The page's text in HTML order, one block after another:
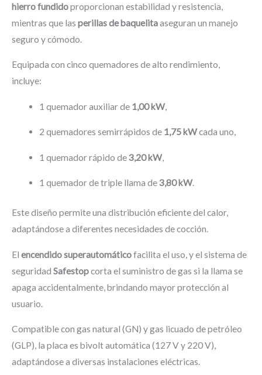
hierro fundidoproporcionan estabilidad y resistencia,
mientras que las perillas de baquelitaaseguran un manejo
seguro y cómodo.
Equipada con cinco quemadores de alto rendimiento,
incluye:
1 quemador auxiliar de 1,00 kW,
2 quemadores semirrápidos de 1,75 kWcada uno,
1 quemador rápido de3,20 kW,
1 quemador de triple llama de3,80 kW.
Este diseño permite una distribución eficiente del calor,
adaptándose a diferentes necesidades de cocción.
El encendido superautomáticofacilita el uso, y el sistema de
seguridad Safestopcorta el suministro de gas si la llama se
apaga accidentalmente, brindando mayor protección al
usuario.
Compatible con gas natural (GN) y gas licuado de petróleo
(GLP), la placa es bivolt automática (127 V y 220 V),
adaptándose a diversas instalaciones eléctricas.